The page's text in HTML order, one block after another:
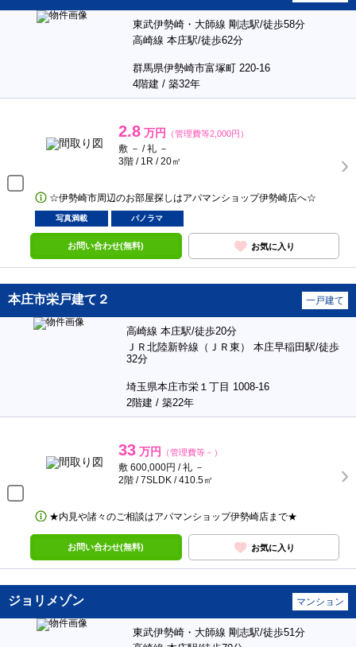
東武伊勢崎・大師線 剛志駅/徒歩58分
高崎線 本庄駅/徒歩62分
群馬県伊勢崎市富塚町 220-16
4階建 / 築32年
2.8 万円 （管理費等2,000円）
敷 － / 礼 －
3階 / 1R / 20㎡
☆伊勢崎市周辺のお部屋探しはアパマンショップ伊勢崎店へ☆
写真満載 パノラマ
お問い合わせ(無料) お気に入り
本庄市栄戸建て２ 一戸建て
高崎線 本庄駅/徒歩20分
ＪＲ北陸新幹線（ＪＲ東） 本庄早稲田駅/徒歩
32分
埼玉県本庄市栄１丁目 1008-16
2階建 / 築22年
33 万円 （管理費等－）
敷 600,000円 / 礼 －
2階 / 7SLDK / 410.5㎡
★内見や諸々のご相談はアパマンショップ伊勢崎店まで★
お問い合わせ(無料) お気に入り
ジョリメゾン マンション
東武伊勢崎・大師線 剛志駅/徒歩51分